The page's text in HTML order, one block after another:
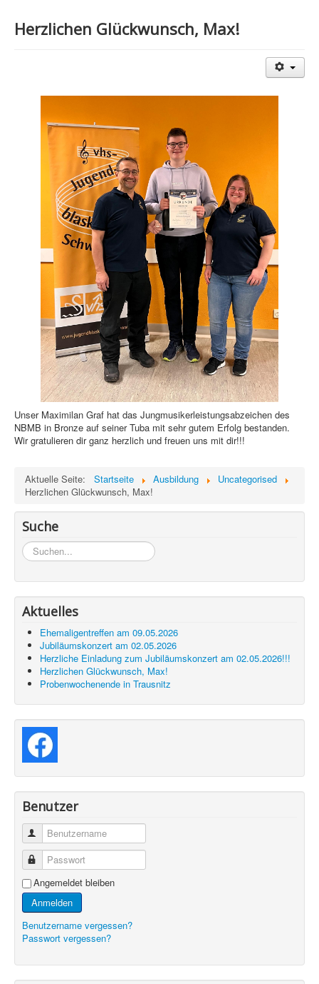
Herzlichen Glückwunsch, Max!
Unser Maximilan Graf hat das Jungmusikerleistungsabzeichen des
NBMB in Bronze auf seiner Tuba mit sehr gutem Erfolg bestanden.
Wir gratulieren dir ganz herzlich und freuen uns mit dir!!!
Aktuelle Seite: Startseite Ausbildung
Uncategorised
Herzlichen Glückwunsch, Max!
Suche
Suchen...
Aktuelles
Ehemaligentreffen am 09.05.2026
Jubiläumskonzert am 02.05.2026
Herzliche Einladung zum Jubiläumskonzert am 02.05.2026!!!
Herzlichen Glückwunsch, Max!
Probenwochenende in Trausnitz
Benutzer
Benutzername
Passwort
Angemeldet bleiben
Anmelden
Benutzername vergessen?
Passwort vergessen?